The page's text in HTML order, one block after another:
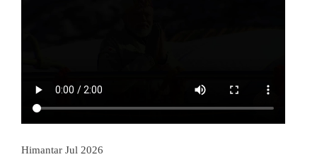
Himantar Jul 2026